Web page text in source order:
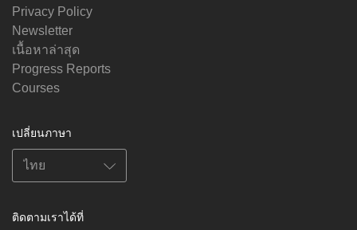
Privacy Policy
Newsletter
เนื้อหาล่าสุด
Progress Reports
Courses
เปลี่ยนภาษา
ติดตามเราได้ที่